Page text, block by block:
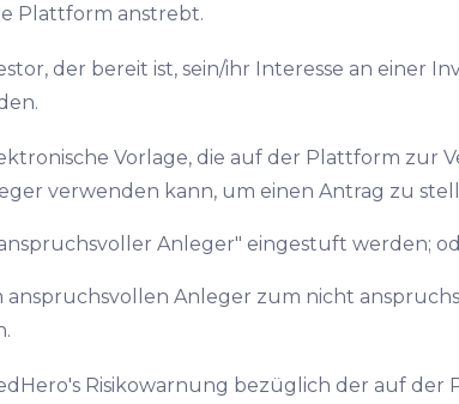
Plattform anstrebt.
der bereit ist, sein/ihr Interesse an einer
Vorlage, die auf der Plattform zur
verwenden kann, um einen Antrag zu
Anleger" eingestuft werden;
anspruchsvollen Anleger zum nicht
Risikowarnung bezüglich der auf